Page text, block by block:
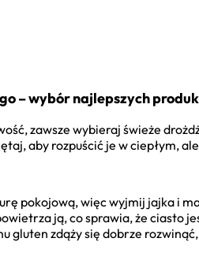
– wybór najlepszych
zawsze wybieraj świeże
aby rozpuścić je w ciepłym,
pokojową, więc wyjmij jajka i
ją, co sprawia, że ciasto
gluten zdąży się dobrze